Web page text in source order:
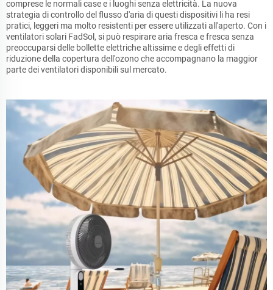
comprese le normali case e i luoghi senza elettricità. La nuova
strategia di controllo del flusso d'aria di questi dispositivi li ha resi
pratici, leggeri ma molto resistenti per essere utilizzati all'aperto. Con i
ventilatori solari FadSol, si può respirare aria fresca e fresca senza
preoccuparsi delle bollette elettriche altissime e degli effetti di
riduzione della copertura dell'ozono che accompagnano la maggior
parte dei ventilatori disponibili sul mercato.